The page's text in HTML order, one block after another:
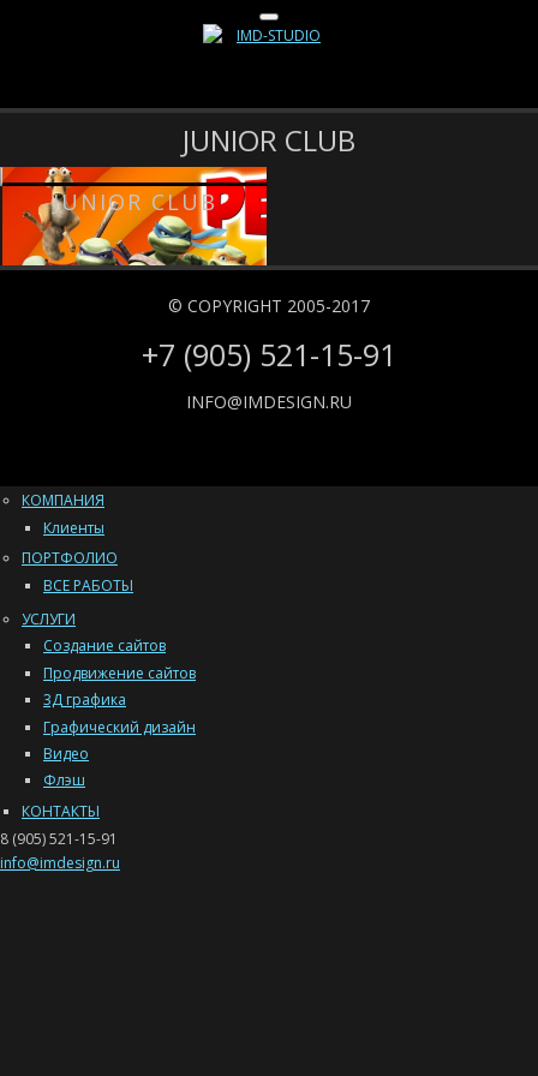
JUNIOR CLUB
JUNIOR CLUB
© COPYRIGHT 2005-2017
+7 (905) 521-15-91
INFO@IMDESIGN.RU
КОМПАНИЯ
Клиенты
ПОРТФОЛИО
ВСЕ РАБОТЫ
УСЛУГИ
Создание сайтов
Продвижение сайтов
3Д графика
Графический дизайн
Видео
Флэш
КОНТАКТЫ
8 (905) 521-15-91
info@imdesign.ru